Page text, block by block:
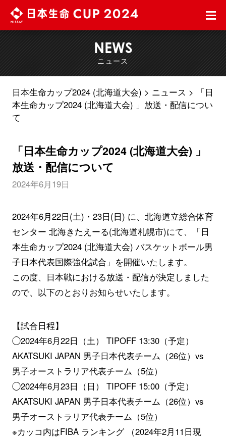
NEWS
ニュース
日本生命カップ2024 (北海道大会) ニュース
「日
本生命カップ2024 (北海道大会) 」放送・配信につい
て
「日本生命カップ2024 (北海道大会) 」
放送・配信について
2024年6月19日
2024年6月22日(土)・23日(日) に、北海道立総合体育
センター 北海きたえーる(北海道札幌市)にて、「日
本生命カップ2024 (北海道大会) バスケットボール男
子日本代表国際強化試合」を開催いたします。
この度、日本戦における放送・配信が決定しました
ので、以下のとおりお知らせいたします。
【試合日程】
◯2024年6月22日（土） TIPOFF 13:30（予定）
AKATSUKI JAPAN 男子日本代表チーム（26位）vs
男子オーストラリア代表チーム（5位）
◯2024年6月23日（日） TIPOFF 15:00（予定）
AKATSUKI JAPAN 男子日本代表チーム（26位）vs
男子オーストラリア代表チーム（5位）
※カッコ内はFIBA ランキング （2024年2月11日現